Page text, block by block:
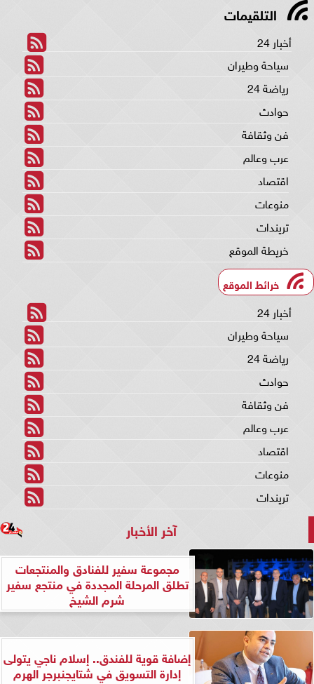
التلقيمات
أخبار 24
سياحة وطيران
رياضة 24
حوادث
فن وثقافة
عرب وعالم
اقتصاد
منوعات
تريندات
خريطة الموقع
خرائط الموقع
أخبار 24
سياحة وطيران
رياضة 24
حوادث
فن وثقافة
عرب وعالم
اقتصاد
منوعات
تريندات
آخر الأخبار
مجموعة سفير للفنادق والمنتجعات
تطلق المرحلة المجددة في منتجع سفير
شرم الشيخ
إضافة قوية للفندق.. إسلام ناجي يتولى
إدارة التسويق في شتايجنبرجر الهرم